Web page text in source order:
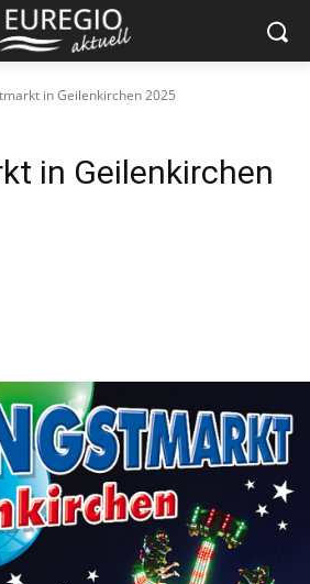
in Geilenkirchen 2025
in Geilenkirchen